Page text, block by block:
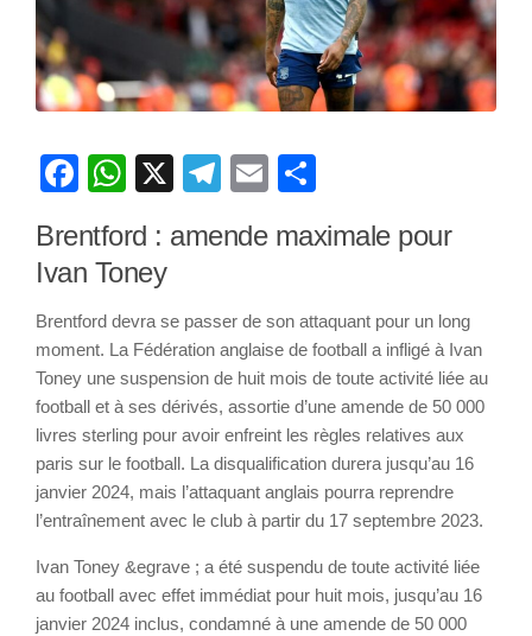
Facebook
WhatsApp
X Telegram
Email
Brentford : amende maximale pour
Ivan Toney
Brentford devra se passer de son attaquant pour un long
moment. La Fédération anglaise de football a infligé à Ivan
Toney une suspension de huit mois de toute activité liée au
football et à ses dérivés, assortie d’une amende de 50 000
livres sterling pour avoir enfreint les règles relatives aux
paris sur le football. La disqualification durera jusqu’au 16
janvier 2024, mais l’attaquant anglais pourra reprendre
l’entraînement avec le club à partir du 17 septembre 2023.
Ivan Toney &egrave ; a été suspendu de toute activité liée
au football avec effet immédiat pour huit mois, jusqu’au 16
janvier 2024 inclus, condamné à une amende de 50 000